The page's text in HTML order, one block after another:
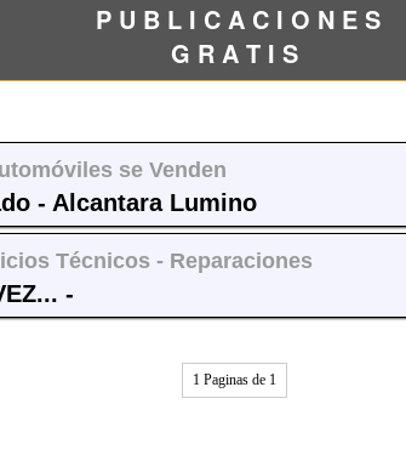
P U B L I C A C I O N E S
G R A T I S
se Venden
- Alcantara Lumino
Técnicos - Reparaciones
-
1 Paginas de 1